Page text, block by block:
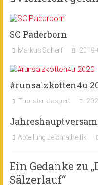
SC Paderborn
Markus Scherf
#runsalzkotten4u
Thorsten Jaspert
Abteilung Leichtatheltik
Ein Gedanke zu „
Sälzerlauf“